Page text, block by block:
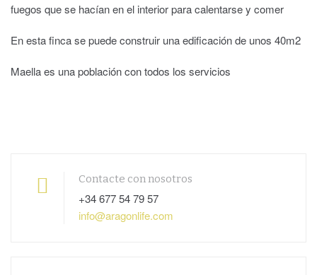
fuegos que se hacían en el interior para calentarse y comer
En esta finca se puede construir una edificación de unos 40m2
Maella es una población con todos los servicios
Contacte con nosotros
+34 677 54 79 57
info@aragonlife.com